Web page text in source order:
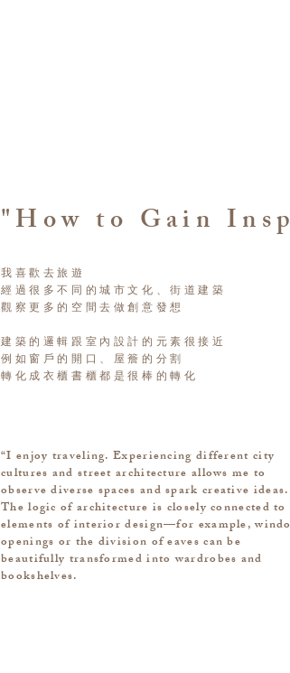
"How to Gain
我喜歡去旅遊
經過很多不同的城市文化、街道建築
觀察更多的空間去做創意發想
建築的邏輯跟室內設計的元素很接近
例如窗戶的開口、屋簷的分割
轉化成衣櫃書櫃都是很棒的轉化
“I enjoy traveling. Experiencing different city
cultures and street architecture allows me to
observe diverse spaces and spark creative ideas.
The logic of architecture is closely connected to
elements of interior design—for example,
openings or the division of eaves can be
beautifully transformed into wardrobes and
bookshelves.